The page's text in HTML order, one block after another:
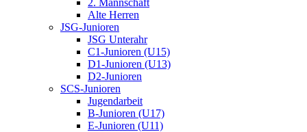
2. Mannschaft
Alte Herren
JSG-Junioren
JSG Unterahr
C1-Junioren (U15)
D1-Junioren (U13)
D2-Junioren
SCS-Junioren
Jugendarbeit
B-Junioren (U17)
E-Junioren (U11)